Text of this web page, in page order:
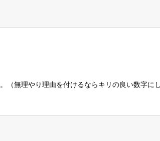
。（無理やり理由を付けるならキリの良い数字に